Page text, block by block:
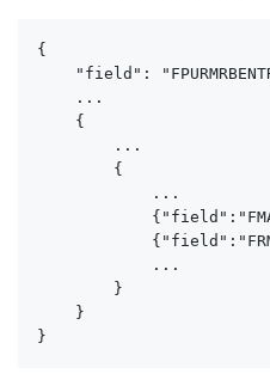
{
"field":
    ...
    {
        ...
        {
            ...
            ...
        }
    }
}